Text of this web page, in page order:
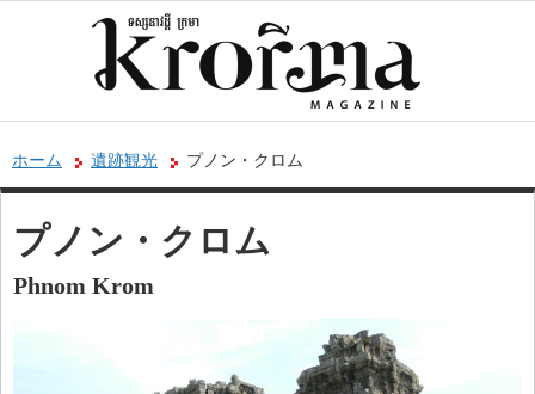
ホーム 遺跡観光 プノン・クロム
プノン・クロム
Phnom Krom